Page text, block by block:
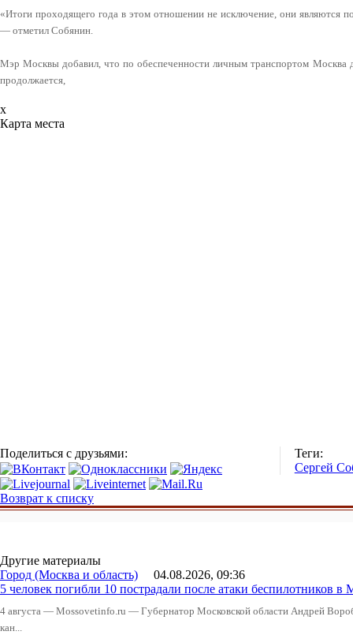
«Итоги проходящего года в этом отношении не исключение, они являются
— отметил Собянин.
Мэр Москвы добавил, что по обеспеченности личным транспортом Москва
продолжается,
x
Карта места
Поделиться с друзьями:
Теги:
Сергей
Возврат к списку
Другие материалы
Город (Москва и область) 04.08.2026, 09:36
5 человек погибли 10 пострадали после атаки беспилотников в
4 августа — Mossovetinfo.ru — Губернатор Московской области Андрей
кан...